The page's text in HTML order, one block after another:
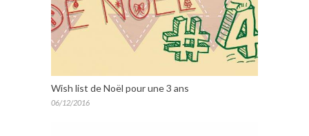
Wish list de Noël pour une 3 ans
06/12/2016